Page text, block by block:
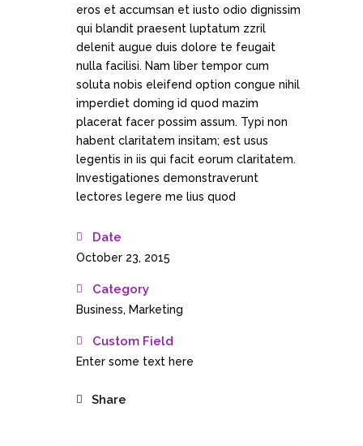
eros et accumsan et iusto odio dignissim
qui blandit praesent luptatum zzril
delenit augue duis dolore te feugait
nulla facilisi. Nam liber tempor cum
soluta nobis eleifend option congue nihil
imperdiet doming id quod mazim
placerat facer possim assum. Typi non
habent claritatem insitam; est usus
legentis in iis qui facit eorum claritatem.
Investigationes demonstraverunt
lectores legere me lius quod
Date
October 23, 2015
Category
Business, Marketing
Custom Field
Enter some text here
Share